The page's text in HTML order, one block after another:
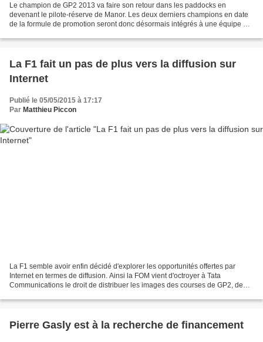
Le champion de GP2 2013 va faire son retour dans les paddocks en
devenant le pilote-réserve de Manor. Les deux derniers champions en date
de la formule de promotion seront donc désormais intégrés à une équipe de
La F1 fait un pas de plus vers la diffusion sur
Internet
Publié le 05/05/2015 à 17:17
Par Matthieu Piccon
La F1 semble avoir enfin décidé d'explorer les opportunités offertes par
Internet en termes de diffusion. Ainsi la FOM vient d'octroyer à Tata
Communications le droit de distribuer les images des courses de GP2, de
Pierre Gasly est à la recherche de financement